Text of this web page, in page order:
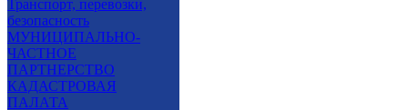
Транспорт, перевозки,
безопасность
МУНИЦИПАЛЬНО-
ЧАСТНОЕ
ПАРТНЕРСТВО
КАДАСТРОВАЯ
ПАЛАТА